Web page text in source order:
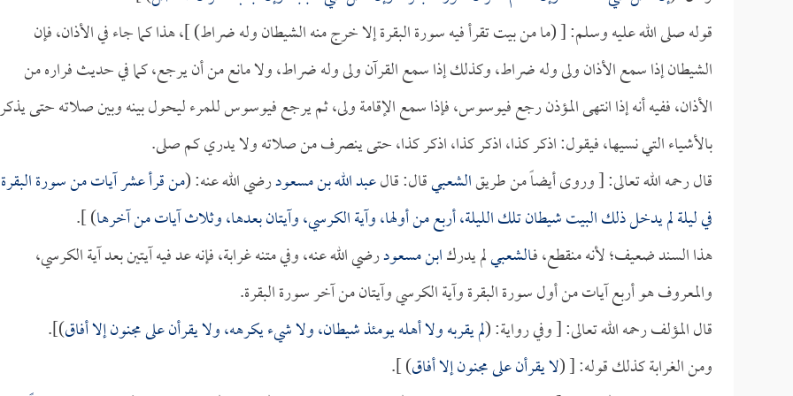
قوله صلى الله عليه وسلم: [ (ما من بيت تقرأ فيه سورة البقرة إلا خرج منه الشيطان وله ضراط) ]، هذا كما جاء في الأذان، فإن
الشيطان إذا سمع الأذان ولى وله ضراط، وكذلك إذا سمع القرآن ولى وله ضراط، ولا مانع من أن يرجع، كما في حديث فراره من
الأذان، ففيه أنه إذا انتهى المؤذن رجع فيوسوس، فإذا سمع الإقامة ولى، ثم يرجع فيوسوس للمرء ليحول بينه وبين صلاته حتى
بالأشياء التي نسيها، فيقول: اذكر كذا، اذكر كذا، اذكر كذا، حتى ينصرف من صلاته ولا يدري كم صلى.
قال رحمه الله تعالى: [ وروى أيضاً من طريقالشعبيقال: قالعبد الله بن مسعودرضي الله عنه: (من قرأ عشر آيات من سورة البقرة
في ليلة لم يدخل ذلك البيت شيطان تلك الليلة، أربع من أولها، وآية الكرسي، وآيتان بعدها، وثلاث آيات من آخرها) ].
هذا السند ضعيف؛ لأنه منقطع، فـالشعبيلم يدركابن مسعودرضي الله عنه، وفي متنه غرابة، فإنه عد فيه آيتين بعد آية الكرسي،
والمعروف هو أربع آيات من أول سورة البقرة وآية الكرسي وآيتان من آخر سورة البقرة.
قال المؤلف رحمه الله تعالى: [ وفي رواية: (لم يقربه ولا أهله يومئذ شيطان، ولا شيء يكرهه، ولا يقرأن على مجنون إلا أفاق)].
ومن الغرابة كذلك قوله: [ (لا يقرأن على مجنون إلا أفاق) ].